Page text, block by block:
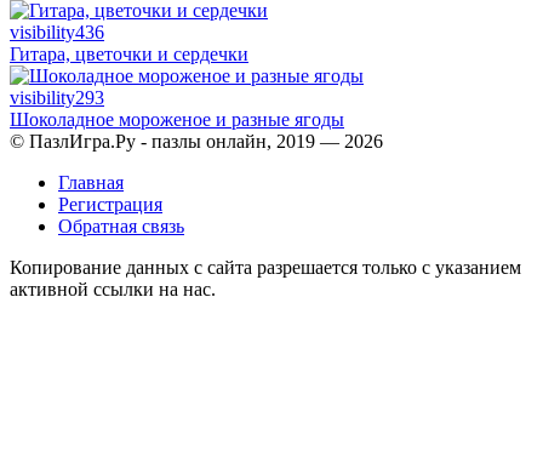
visibility436
Гитара, цветочки и сердечки
visibility293
Шоколадное мороженое и разные ягоды
© ПазлИгра.Ру - пазлы онлайн, 2019 — 2026
Главная
Регистрация
Обратная связь
Копирование данных с сайта разрешается только с указанием
активной ссылки на нас.